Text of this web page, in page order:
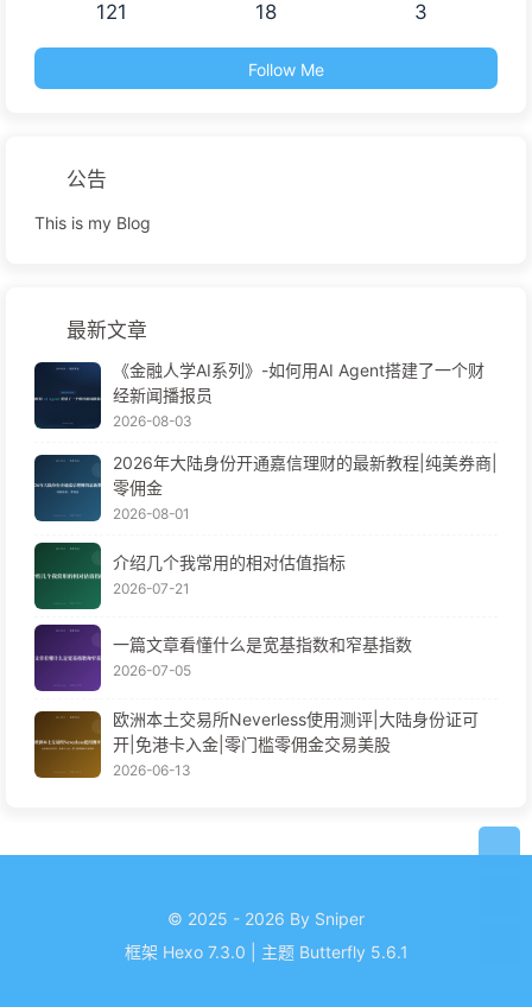
121 18 3
Follow Me
公告
This is my Blog
最新文章
《金融人学AI系列》-如何用AI Agent搭建了一个财
经新闻播报员
2026-08-03
2026年大陆身份开通嘉信理财的最新教程|纯美券商|
零佣金
2026-08-01
介绍几个我常用的相对估值指标
2026-07-21
一篇文章看懂什么是宽基指数和窄基指数
2026-07-05
欧洲本土交易所Neverless使用测评|大陆身份证可
开|免港卡入金|零门槛零佣金交易美股
2026-06-13
© 2025 - 2026 By Sniper
框架 Hexo 7.3.0 主题 Butterfly 5.6.1